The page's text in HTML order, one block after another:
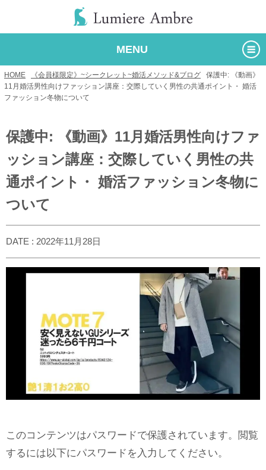
MENU
HOME 《会員様限定》~シークレット~婚活メソッド&ブログ
保護中: 《動画》
11月婚活男性向けファッション講座：交際していく男性の共通ポイント・ 婚活
ファッション冬物について
保護中: 《動画》11月婚活男性向けファ
ッション講座：交際していく男性の共
通ポイント・ 婚活ファッション冬物に
ついて
DATE : 2022年11月28日
このコンテンツはパスワードで保護されています。閲覧
するには以下にパスワードを入力してください。